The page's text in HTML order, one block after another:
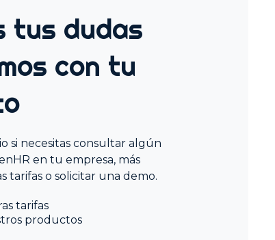
Outsourcing de Nómina
tus dudas
con tu
si necesitas consultar algún
en tu empresa, más
tarifas o solicitar una demo.
tarifas
productos